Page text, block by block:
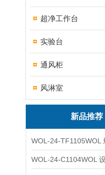
超净工作台
实验台
通风柜
风淋室
新品推荐